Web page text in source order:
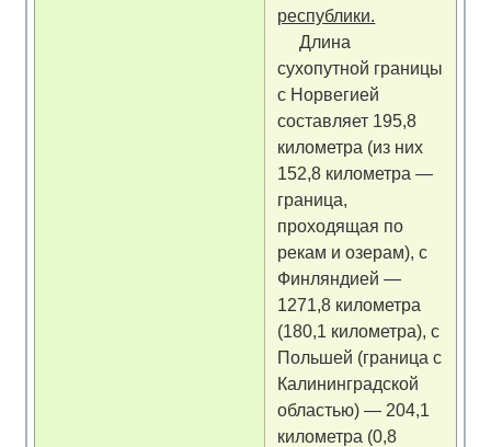
республики.
Длина
сухопутной границы
с Норвегией
составляет 195,8
километра (из них
152,8 километра —
граница,
проходящая по
рекам и озерам), с
Финляндией —
1271,8 километра
(180,1 километра), с
Польшей (граница с
Калининградской
областью) — 204,1
километра (0,8